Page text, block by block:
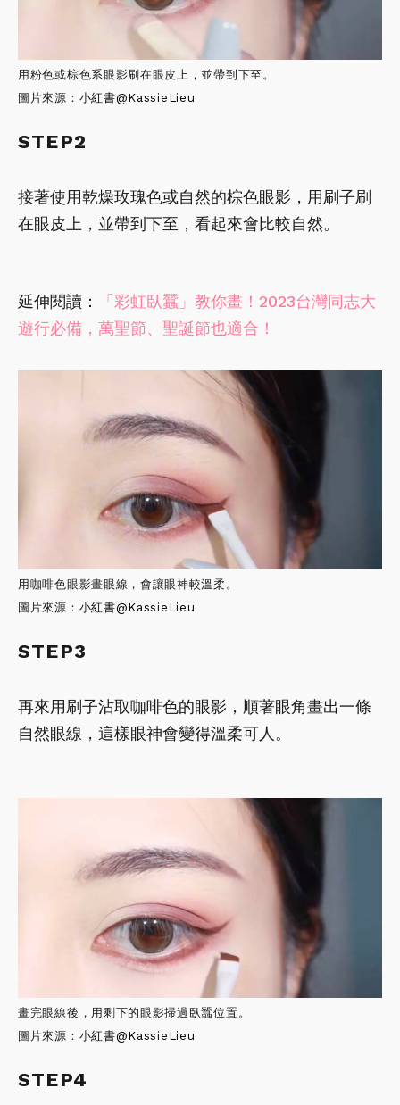
STEP2
接著使用乾燥玫瑰色或自然的棕色眼影，用刷子刷
在眼皮上，並帶到下至，看起來會比較自然。
用粉色或棕色系眼影刷在眼皮上，並帶到下至。
圖片來源：小紅書@KassieLieu
延伸閱讀：
「彩虹臥蠶」教你畫！2023台灣同志大
遊行必備，萬聖節、聖誕節也適合！
用咖啡色眼影畫眼線，會讓眼神較溫柔。
圖片來源：小紅書@KassieLieu
STEP3
再來用刷子沾取咖啡色的眼影，順著眼角畫出一條
自然眼線，這樣眼神會變得溫柔可人。
STEP4
畫完眼線後，用剩下的眼影掃過臥蠶位置。
圖片來源：小紅書@KassieLieu